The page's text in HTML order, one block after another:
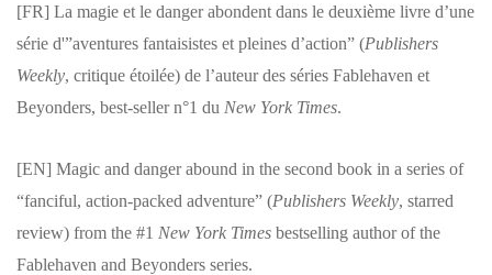
[FR] La magie et le danger abondent dans le deuxième livre d’une
série d'”aventures fantaisistes et pleines d’action” (Publishers
Weekly, critique étoilée) de l’auteur des séries Fablehaven et
Beyonders, best-seller n°1 du New York Times.
[EN] Magic and danger abound in the second book in a series of
“fanciful, action-packed adventure” (Publishers Weekly, starred
review) from the #1 New York Times bestselling author of the
Fablehaven and Beyonders series.